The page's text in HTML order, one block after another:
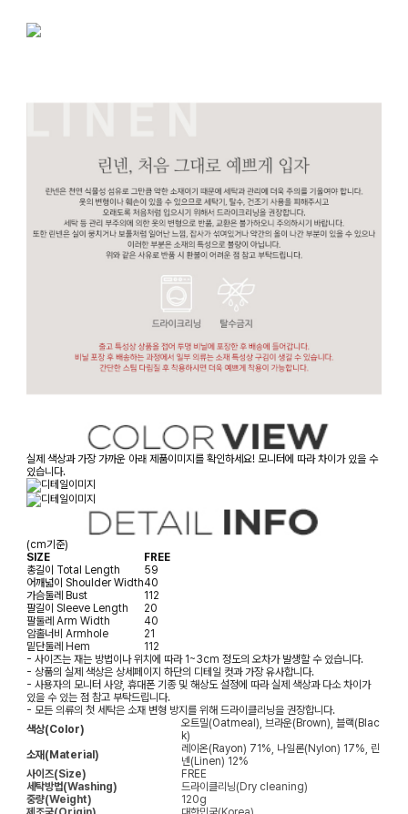
실제 색상과 가장 가까운 아래 제품이미지를 확인하세요! 모니터에 따라 차이가 있을 수
있습니다.
(cm기준)
SIZE
FREE
총길이 Total Length
59
어깨넓이 Shoulder Width40
가슴둘레 Bust
112
팔길이 Sleeve Length
20
팔둘레 Arm Width
40
암홀너비 Armhole
21
밑단둘레 Hem
112
- 사이즈는 재는 방법이나 위치에 따라 1~3cm 정도의 오차가 발생할 수 있습니다.
- 상품의 실제 색상은 상세페이지 하단의 디테일 컷과 가장 유사합니다.
- 사용자의 모니터 사양, 휴대폰 기종 및 해상도 설정에 따라 실제 색상과 다소 차이가
있을 수 있는 점 참고 부탁드립니다.
- 모든 의류의 첫 세탁은 소재 변형 방지를 위해 드라이클리닝을 권장합니다.
색상(Color)
오트밀(Oatmeal), 브라운(Brown), 블랙(Blac
k)
소재(Material)
레이온(Rayon) 71%, 나일론(Nylon) 17%, 린
넨(Linen) 12%
사이즈(Size)
FREE
세탁방법(Washing)
드라이클리닝(Dry cleaning)
중량(Weight)
120g